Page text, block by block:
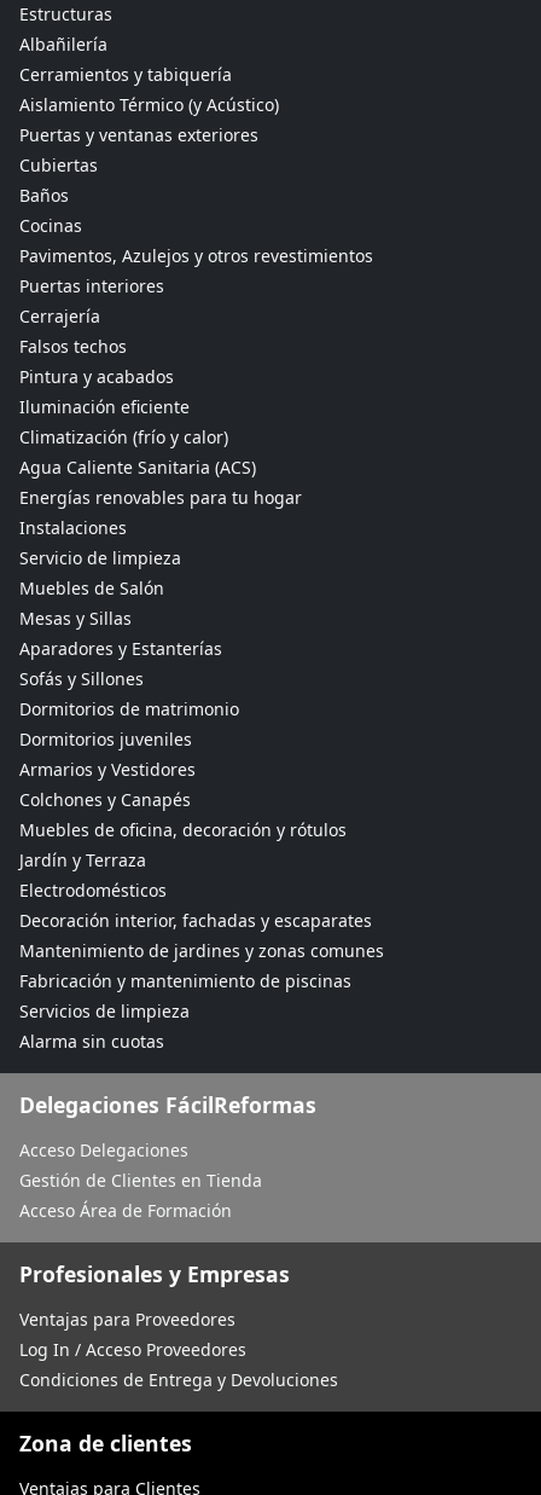
Estructuras
Albañilería
Cerramientos y tabiquería
Aislamiento Térmico (y Acústico)
Puertas y ventanas exteriores
Cubiertas
Baños
Cocinas
Pavimentos, Azulejos y otros revestimientos
Puertas interiores
Cerrajería
Falsos techos
Pintura y acabados
Iluminación eficiente
Climatización (frío y calor)
Agua Caliente Sanitaria (ACS)
Energías renovables para tu hogar
Instalaciones
Servicio de limpieza
Muebles de Salón
Mesas y Sillas
Aparadores y Estanterías
Sofás y Sillones
Dormitorios de matrimonio
Dormitorios juveniles
Armarios y Vestidores
Colchones y Canapés
Muebles de oficina, decoración y rótulos
Jardín y Terraza
Electrodomésticos
Decoración interior, fachadas y escaparates
Mantenimiento de jardines y zonas comunes
Fabricación y mantenimiento de piscinas
Servicios de limpieza
Alarma sin cuotas
Delegaciones FácilReformas
Acceso Delegaciones
Gestión de Clientes en Tienda
Acceso Área de Formación
Profesionales y Empresas
Ventajas para Proveedores
Log In / Acceso Proveedores
Condiciones de Entrega y Devoluciones
Zona de clientes
Ventajas para Clientes